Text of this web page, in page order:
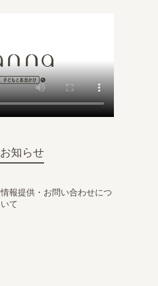
お知らせ
情報提供・お問い合わせにつ
いて